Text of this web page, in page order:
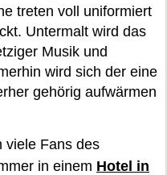
treten voll uniformiert
Untermalt wird das
Musik und
wird sich der eine
gehörig aufwärmen
viele Fans des
in einem Hotel in